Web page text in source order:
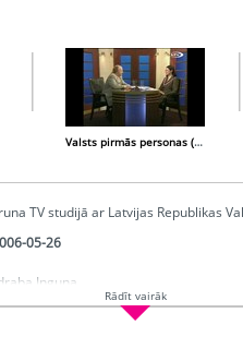
Valsts pirmās personas (2006-06-08)
TV studijā ar Latvijas Republikas
05-26
Inguna
Rādīt vairāk